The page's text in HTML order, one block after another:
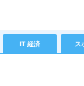
IT 経済 ス